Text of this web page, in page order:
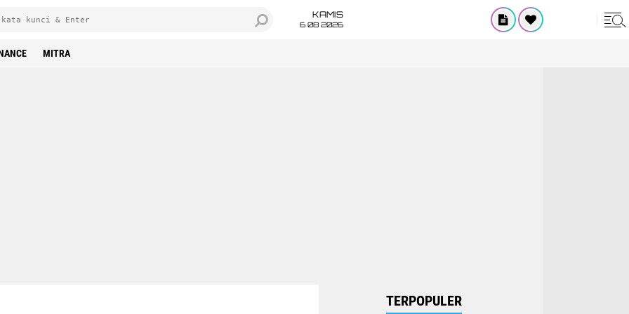
KAMIS
6 08 2026
MITRA
TERPOPULER